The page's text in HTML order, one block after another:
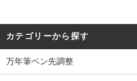
カテゴリーから探す
万年筆ペン先調整